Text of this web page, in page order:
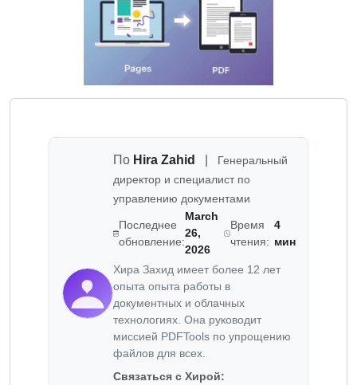
По Hira Zahid
Генеральный
директор и специалист по
управлению документами
Последнее
обновление:
March
26,
2026
Время
чтения:
4
мин
Хира Захид имеет более 12 лет
опыта опыта работы в
документных и облачных
технологиях. Она руководит
миссией PDFTools по упрощению
файлов для всех.
Связаться с Хирой: